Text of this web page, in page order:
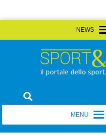
to
Sport&Impianti